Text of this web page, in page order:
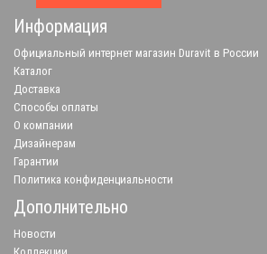
Информация
Официальный интернет магазин Duravit в России
Каталог
Доставка
Способы оплаты
О компании
Дизайнерам
Гарантии
Политика конфиденциальности
Дополнительно
Новости